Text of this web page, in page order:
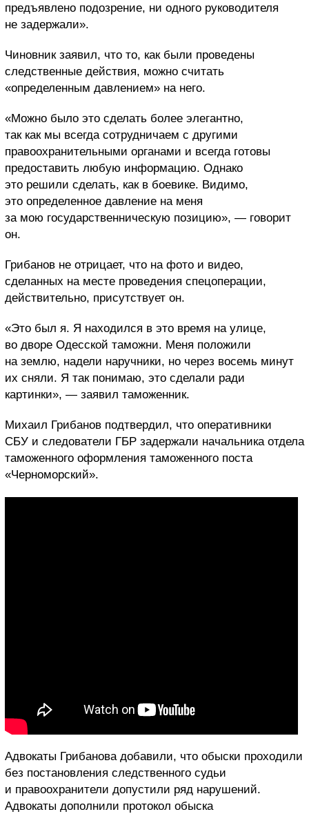
предъявлено подозрение, ни одного руководителя
не задержали».
Чиновник заявил, что то, как были проведены
следственные действия, можно считать
«определенным давлением» на него.
«Можно было это сделать более элегантно,
так как мы всегда сотрудничаем с другими
правоохранительными органами и всегда готовы
предоставить любую информацию. Однако
это решили сделать, как в боевике. Видимо,
это определенное давление на меня
за мою государственническую позицию», — говорит
он.
Грибанов не отрицает, что на фото и видео,
сделанных на месте проведения спецоперации,
действительно, присутствует он.
«Это был я. Я находился в это время на улице,
во дворе Одесской таможни. Меня положили
на землю, надели наручники, но через восемь минут
их сняли. Я так понимаю, это сделали ради
картинки», — заявил таможенник.
Михаил Грибанов подтвердил, что оперативники
СБУ и следователи ГБР задержали начальника отдела
таможенного оформления таможенного поста
«Черноморский».
Адвокаты Грибанова добавили, что обыски проходили
без постановления следственного судьи
и правоохранители допустили ряд нарушений.
Адвокаты дополнили протокол обыска